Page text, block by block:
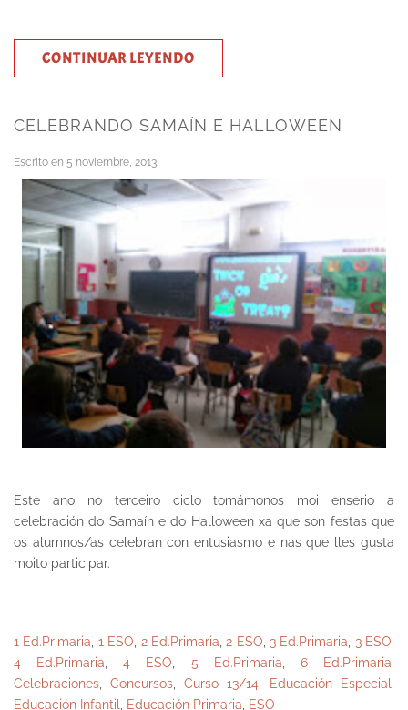
CONTINUAR LEYENDO
CELEBRANDO SAMAÍN E HALLOWEEN
Escrito en 5 noviembre, 2013
Este ano no terceiro ciclo tomámonos moi enserio a
celebración do Samaín e do Halloween xa que son festas que
os alumnos/as celebran con entusiasmo e nas que lles gusta
moito participar.
1 Ed.Primaria 1 ESO 2 Ed.Primaria 2 ESO 3 Ed.Primaria 3 ESO
4 Ed.Primaria ,4 ESO 5 Ed.Primaria 6 Ed.Primaria
Celebraciones
Concursos Curso 13/14 Educación Especial
Educación Infantil
Educación Primaria ESO